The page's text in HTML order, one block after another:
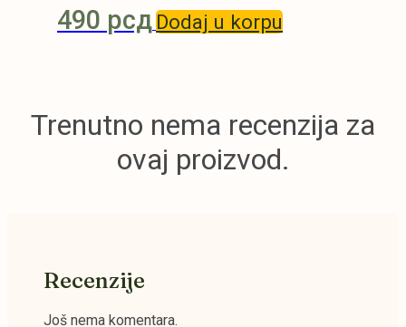
490 рсд Dodaj u korpu
Trenutno nema recenzija za
ovaj proizvod.
Recenzije
Još nema komentara.